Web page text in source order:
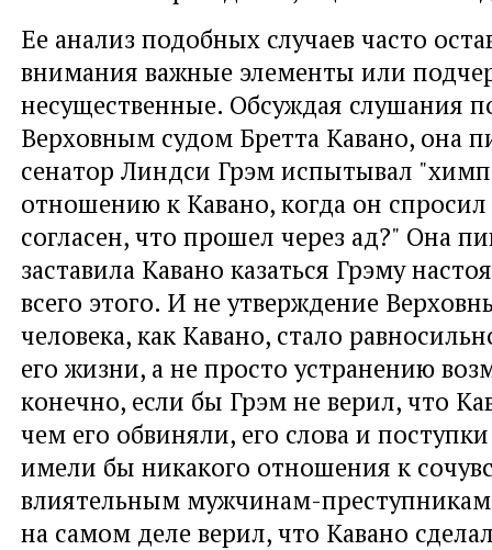
Ее анализ подобных случаев часто
внимания важные элементы или
несущественные. Обсуждая слушания
Верховным судом Бретта Кавано, она
сенатор Линдси Грэм испытывал
отношению к Кавано, когда он
согласен, что прошел через ад?" Она
заставила Кавано казаться Грэму
всего этого. И не утверждение
человека, как Кавано, стало
его жизни, а не просто устранению
конечно, если бы Грэм не верил, что
чем его обвиняли, его слова и
имели бы никакого отношения к
влиятельным мужчинам-
на самом деле верил, что Кавано